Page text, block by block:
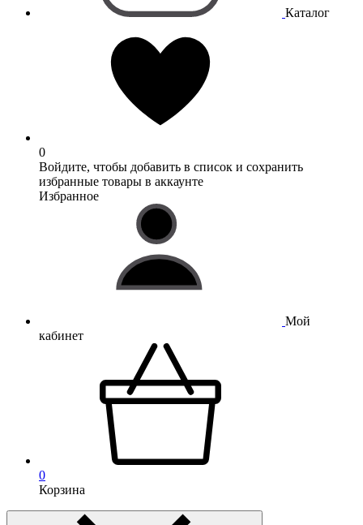
Каталог
0
Войдите, чтобы добавить в список и сохранить
избранные товары в аккаунте
Избранное
Мой
кабинет
0
Корзина